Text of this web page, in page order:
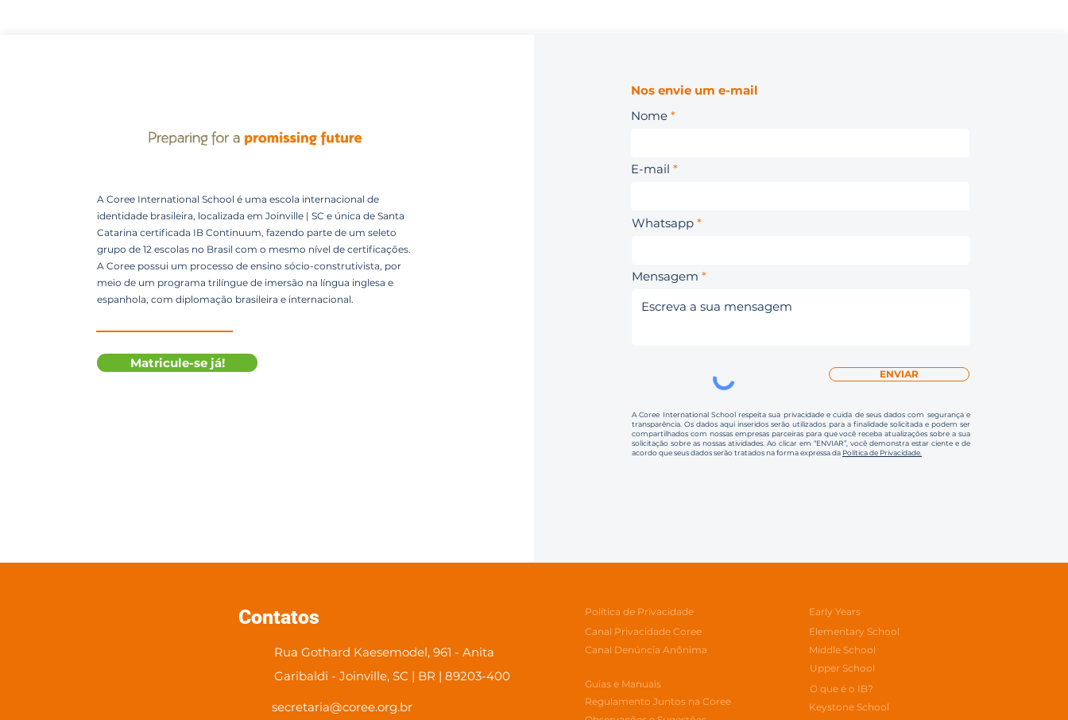
A Coree International School é uma escola internacional de
identidade brasileira, localizada em Joinville | SC e única de Santa
Catarina certificada IB Continuum, fazendo parte de um seleto
grupo de 12 escolas no Brasil com o mesmo nível de certificações.
A Coree possui um processo de ensino sócio-construtivista, por
meio de um programa trilíngue de imersão na língua inglesa e
espanhola, com diplomação brasileira e internacional.
Matricule-se já!
Nos envie um e-mail
Nome
E-mail
Whatsapp
Mensagem
ENVIAR
A Coree International School respeita sua privacidade e cuida de seus dados com segurança e
transparência. Os dados aqui inseridos serão utilizados para a finalidade solicitada e podem ser
compartilhados com nossas empresas parceiras para que você receba atualizações sobre a sua
solicitação sobre as nossas atividades. Ao clicar em “ENVIAR”, você demonstra estar ciente e de
acordo que seus dados serão tratados na forma expressa da Política de Privacidade.
Contatos
Rua Gothard Kaesemodel, 961 - Anita
Garibaldi - Joinville, SC | BR | 89203-400
secretaria@coree.org.br
Política de Privacidade
Canal Privacidade Coree
Canal Denúncia Anônima
Early Years
Elementary School
Middle School
Upper School
Guias e Manuais
Regulamento Juntos na Coree
O que é o IB?
Keystone School